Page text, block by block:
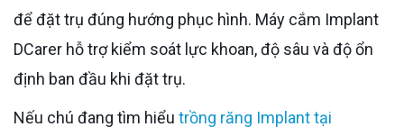
để đặt trụ đúng hướng phục hình. Máy cắm Implant
DCarer hỗ trợ kiểm soát lực khoan, độ sâu và độ ổn
định ban đầu khi đặt trụ.
Nếu chú đang tìm hiểu trồng răng Implant tại